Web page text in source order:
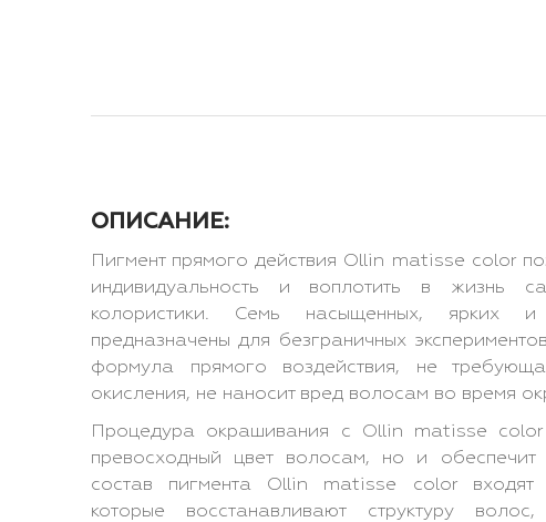
ОПИСАНИЕ:
Пигмент прямого действия Ollin matisse color
индивидуальность и воплотить в жизнь
колористики. Семь насыщенных, ярких и
предназначены для безграничных
формула прямого воздействия, не
окисления, не наносит вред волосам во время
Процедура окрашивания с Ollin matisse color
превосходный цвет волосам, но и
состав пигмента Ollin matisse color входят
которые восстанавливают структуру